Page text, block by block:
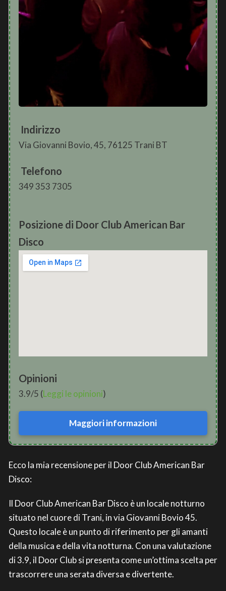
Indirizzo
Via Giovanni Bovio, 45, 76125 Trani BT
Telefono
349 353 7305
Posizione di Door Club American Bar
Disco
Opinioni
3.9/5 (Leggi le opinioni)
Maggiori informazioni
Ecco la mia recensione per il Door Club American Bar
Disco:
Il Door Club American Bar Disco è un locale notturno
situato nel cuore di Trani, in via Giovanni Bovio 45.
Questo locale è un punto di riferimento per gli amanti
della musica e della vita notturna. Con una valutazione
di 3.9, il Door Club si presenta come un’ottima scelta per
trascorrere una serata diversa e divertente.